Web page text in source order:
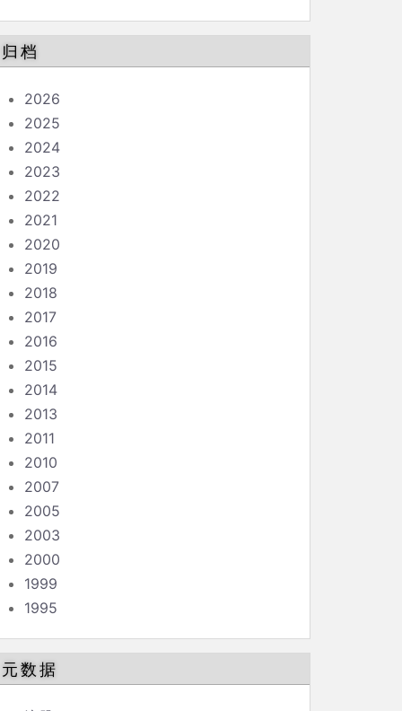
归档
2026
2025
2024
2023
2022
2021
2020
2019
2018
2017
2016
2015
2014
2013
2011
2010
2007
2005
2003
2000
1999
1995
元数据